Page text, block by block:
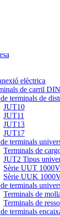
elèctrica
de carril DIN
terminals de
JUT10
JUT11
JUT13
JUT17
terminals
Terminals de
JUT2 Tipus
Sèrie UUT 1000V
Sèrie UUK
terminals
Terminals de
Terminals de
terminals